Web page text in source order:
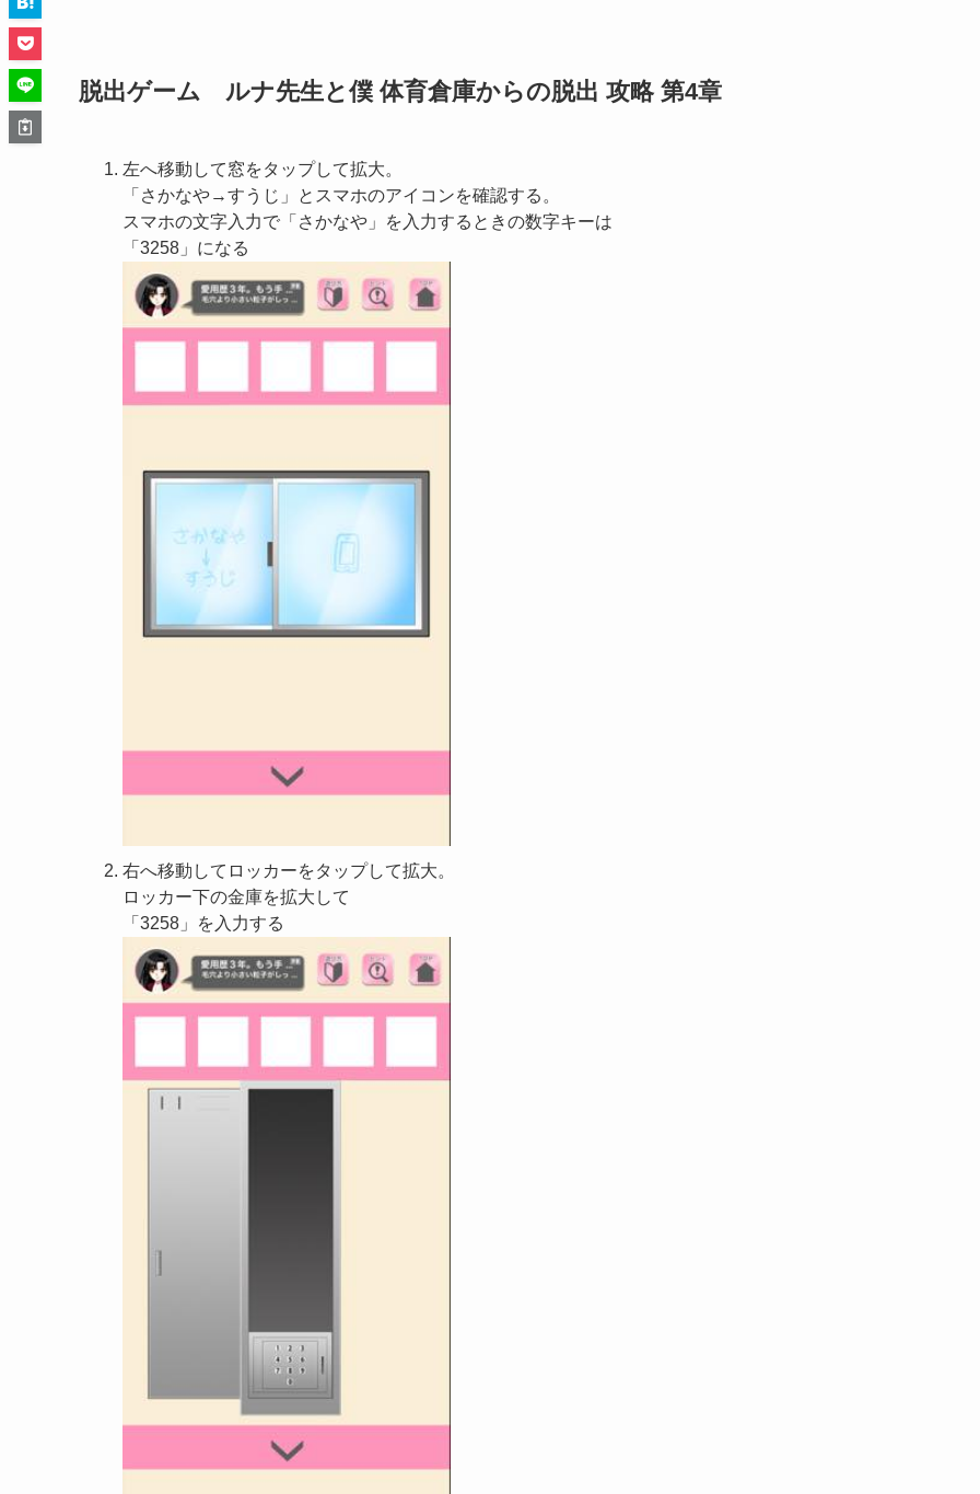
脱出ゲーム ルナ先生と僕 体育倉庫からの脱出 攻略 第4章
左へ移動して窓をタップして拡大。
「さかなや→すうじ」とスマホのアイコンを確認する。
スマホの文字入力で「さかなや」を入力するときの数字キーは
「3258」になる
右へ移動してロッカーをタップして拡大。
ロッカー下の金庫を拡大して
「3258」を入力する